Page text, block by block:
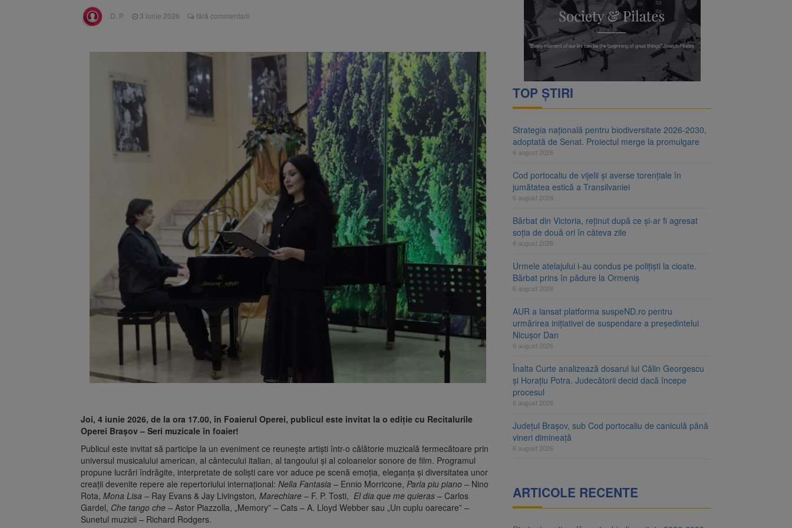
Înalta Curte analizează dosarul lui Călin Georgescu și Horațiu Potra. Judecătorii decid dacă începe
procesul
Strategia națională pentru biodiversitate 2026-2030, adoptată de Senat. Proiectul merge la promulgare
D. P. 3 iunie 2026 fără commentarii
Joi, 4 iunie 2026, de la ora 17.00, în Foaierul Operei, publicul este invitat la o ediție cu Recitalurile
Operei Brașov – Seri muzicale în foaier!
Publicul este invitat să participe la un eveniment ce reunește artiști într-o călătorie muzicală fermecătoare prin
universul musicalului american, al cântecului italian, al tangoului și al coloanelor sonore de film. Programul
propune lucrări îndrăgite, interpretate de soliști care vor aduce pe scenă emoția, eleganța și diversitatea unor
creații devenite repere ale repertoriului internațional: Nella Fantasia – Ennio Morricone, Parla piu piano – Nino
Rota, Mona Lisa – Ray Evans & Jay Livingston, Marechiare – F. P. Tosti, El dia que me quieras – Carlos
Gardel, Che tango che – Astor Piazzolla, „Memory” – Cats – A. Lloyd Webber sau „Un cuplu oarecare” –
Sunetul muzicii – Richard Rodgers.
TOP ȘTIRI
Strategia națională pentru biodiversitate 2026-2030,
adoptată de Senat. Proiectul merge la promulgare
6 august 2026
Cod portocaliu de vijelii și averse torențiale în
jumătatea estică a Transilvaniei
6 august 2026
Bărbat din Victoria, reținut după ce și-ar fi agresat
soția de două ori în câteva zile
6 august 2026
Urmele atelajului i-au condus pe polițiști la cioate.
Bărbat prins în pădure la Ormeniș
6 august 2026
AUR a lansat platforma suspeND.ro pentru
urmărirea inițiativei de suspendare a președintelui
Nicușor Dan
6 august 2026
Înalta Curte analizează dosarul lui Călin Georgescu
și Horațiu Potra. Judecătorii decid dacă începe
procesul
6 august 2026
Județul Brașov, sub Cod portocaliu de caniculă până
vineri dimineață
6 august 2026
ARTICOLE RECENTE